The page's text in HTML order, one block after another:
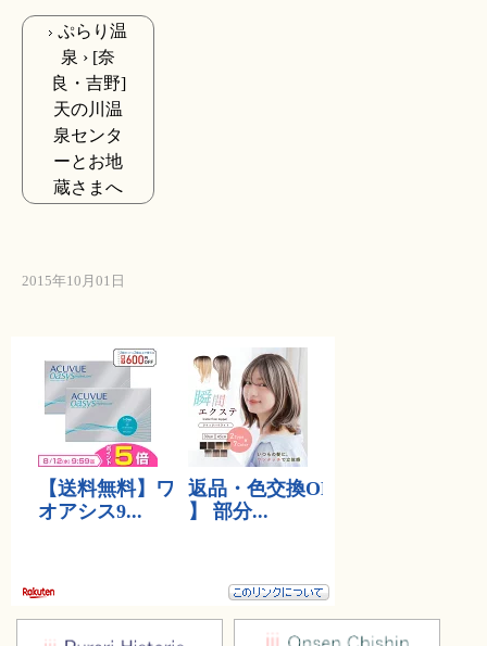
ぷらり温
泉 › [奈
良・吉野]
天の川温
泉センタ
ーとお地
蔵さまへ
2015年10月01日